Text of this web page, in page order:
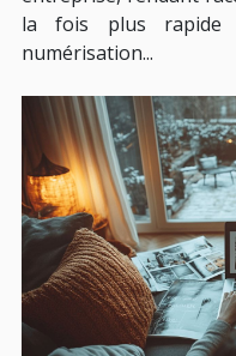
la fois plus
numérisation...